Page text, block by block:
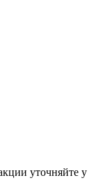
уточняйте у